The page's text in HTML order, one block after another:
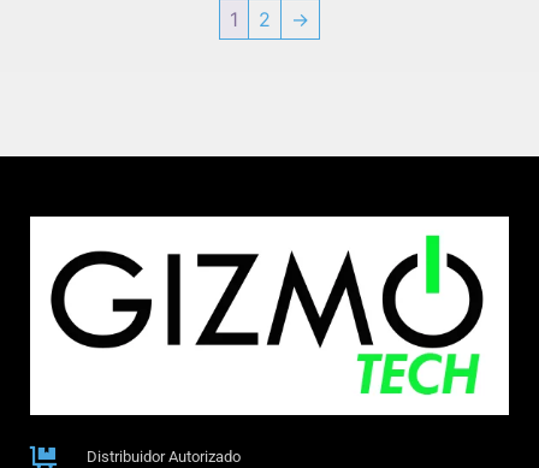
1 2 →
Distribuidor Autorizado